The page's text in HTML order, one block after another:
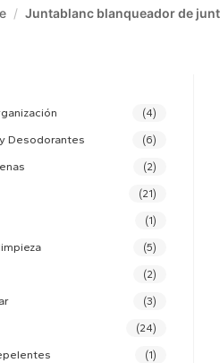
/ Juntablanc blanqueador de
(4)
Desodorantes (6)
(2)
(21)
(1)
(5)
(2)
(3)
(24)
(1)